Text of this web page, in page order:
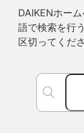
DAIKENホー
語で検索を行
区切ってくださ